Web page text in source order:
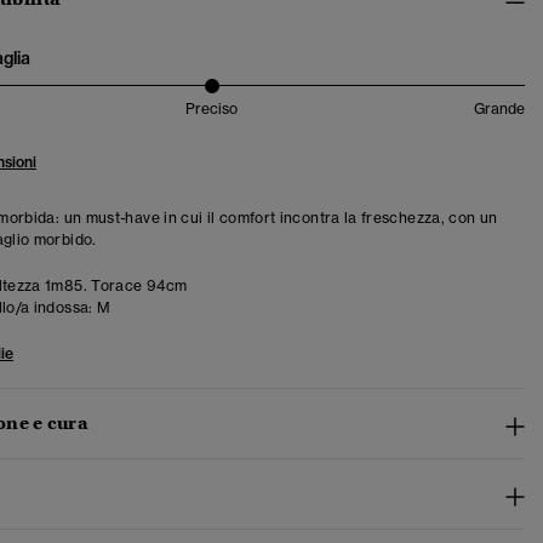
Preciso Grande
un must-have in cui il comfort incontra la freschezza, con un
morbido.
1m85. Torace 94cm
a indossa: M
e cura